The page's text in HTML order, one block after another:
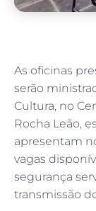
As oficinas
serão
Cultura, no
Rocha Leão,
apresentam
vagas
segurança
transmissão